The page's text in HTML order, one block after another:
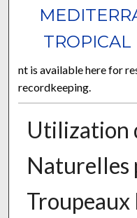
nt is available here for
recordkeeping.
Utilization
Naturelles
Troupeaux